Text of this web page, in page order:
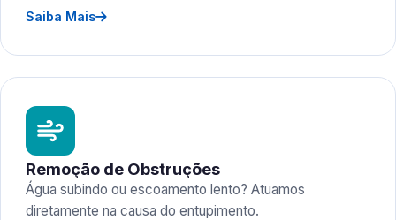
Saiba Mais
Remoção de Obstruções
Água subindo ou escoamento lento? Atuamos
diretamente na causa do entupimento.